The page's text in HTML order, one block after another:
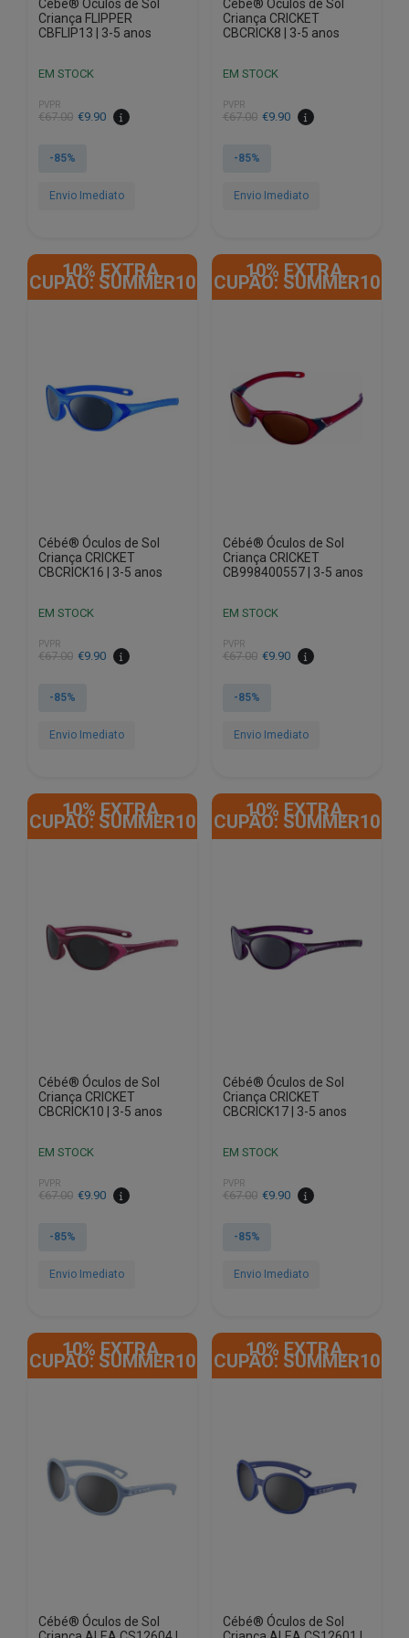
Cébé® Óculos de Sol
Criança FLIPPER
CBFLIP13 | 3-5 anos
EM STOCK
PVPR
€67.00
O
original
€67.00.
€9.90
O
atual
€9.90.
-85%
Envio Imediato
Cébé® Óculos de Sol
Criança CRICKET
CBCRICK8 | 3-5 anos
EM STOCK
PVPR
€67.00
O
original
€67.00.
€9.90
O
atual
€9.90.
-85%
Envio Imediato
10% EXTRA,
CUPÃO: SUMMER10
Cébé® Óculos de Sol
Criança CRICKET
CBCRICK16 | 3-5 anos
EM STOCK
PVPR
€67.00
O
original
€67.00.
€9.90
O
atual
€9.90.
-85%
Envio Imediato
10% EXTRA,
CUPÃO: SUMMER10
Cébé® Óculos de Sol
Criança CRICKET
CB998400557 | 3-5 anos
EM STOCK
PVPR
€67.00
O
original
€67.00.
€9.90
O
atual
€9.90.
-85%
Envio Imediato
10% EXTRA,
CUPÃO: SUMMER10
Cébé® Óculos de Sol
Criança CRICKET
CBCRICK10 | 3-5 anos
EM STOCK
PVPR
€67.00
O
original
€67.00.
€9.90
O
atual
€9.90.
-85%
Envio Imediato
10% EXTRA,
CUPÃO: SUMMER10
Cébé® Óculos de Sol
Criança CRICKET
CBCRICK17 | 3-5 anos
EM STOCK
PVPR
€67.00
O
original
€67.00.
€9.90
O
atual
€9.90.
-85%
Envio Imediato
10% EXTRA,
CUPÃO: SUMMER10
Cébé® Óculos de Sol
10% EXTRA,
CUPÃO: SUMMER10
Cébé® Óculos de Sol